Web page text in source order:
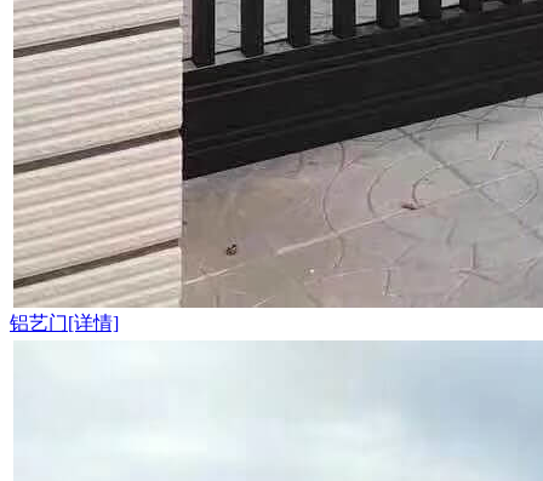
铝艺门[详情]